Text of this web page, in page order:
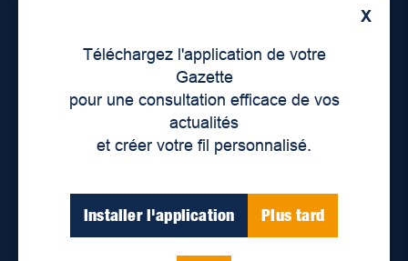
X
Téléchargez l'application de votre
Gazette
pour une consultation efficace de vos
actualités
et créer votre fil personnalisé.
Installer l'application Plus tard
Déontologie et confidentialité
Parutions numériques